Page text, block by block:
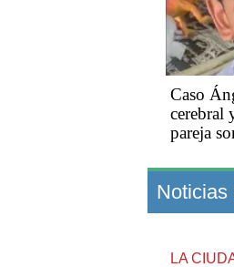
Caso
cerebral
pareja
Noticias
LA